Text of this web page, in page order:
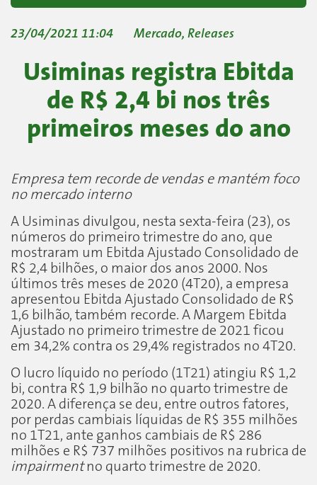
23/04/2021 11:04 Mercado, Releases
Usiminas registra Ebitda
de R$ 2,4 bi nos três
primeiros meses do ano
Empresa tem recorde de vendas e mantém foco
no mercado interno
A Usiminas divulgou, nesta sexta-feira (23), os
números do primeiro trimestre do ano, que
mostraram um Ebitda Ajustado Consolidado de
R$ 2,4 bilhões, o maior dos anos 2000. Nos
últimos três meses de 2020 (4T20), a empresa
apresentou Ebitda Ajustado Consolidado de R$
1,6 bilhão, também recorde. A Margem Ebitda
Ajustado no primeiro trimestre de 2021 ficou
em 34,2% contra os 29,4% registrados no 4T20.
O lucro líquido no período (1T21) atingiu R$ 1,2
bi, contra R$ 1,9 bilhão no quarto trimestre de
2020. A diferença se deu, entre outros fatores,
por perdas cambiais líquidas de R$ 355 milhões
no 1T21, ante ganhos cambiais de R$ 286
milhões e R$ 737 milhões positivos na rubrica de
impairmentno quarto trimestre de 2020.